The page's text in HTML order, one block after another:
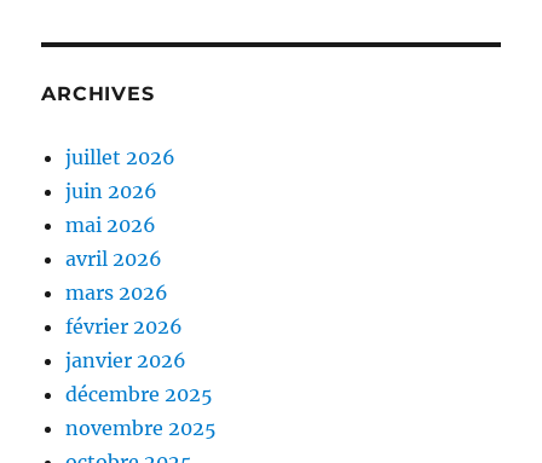
ARCHIVES
juillet 2026
juin 2026
mai 2026
avril 2026
mars 2026
février 2026
janvier 2026
décembre 2025
novembre 2025